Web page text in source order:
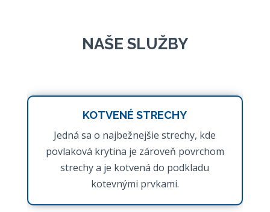
NAŠE SLUŽBY
KOTVENÉ STRECHY
Jedná sa o najbežnejšie strechy, kde
povlaková krytina je zároveň povrchom
strechy a je kotvená do podkladu
kotevnými prvkami.